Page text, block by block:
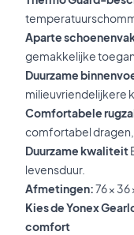
Aparte
gemakkelijke
Duurzame
milieuvriendelijkere
Comfortabele
comfortabel dragen,
Duurzame kwaliteit
levensduur.
Afmetingen:76 × 36
Kies de Yonex
comfort